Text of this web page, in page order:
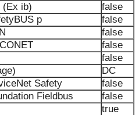
(Ex ib)
false
p
false
false
false
false
DC
Safety
false
Fieldbus
false
true